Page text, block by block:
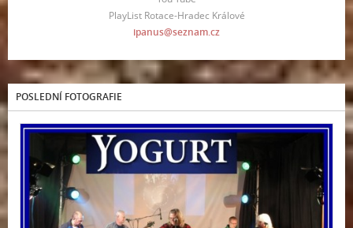
PlayList Rotace-Hradec Králové
ipanus@seznam.cz
POSLEDNÍ FOTOGRAFIE